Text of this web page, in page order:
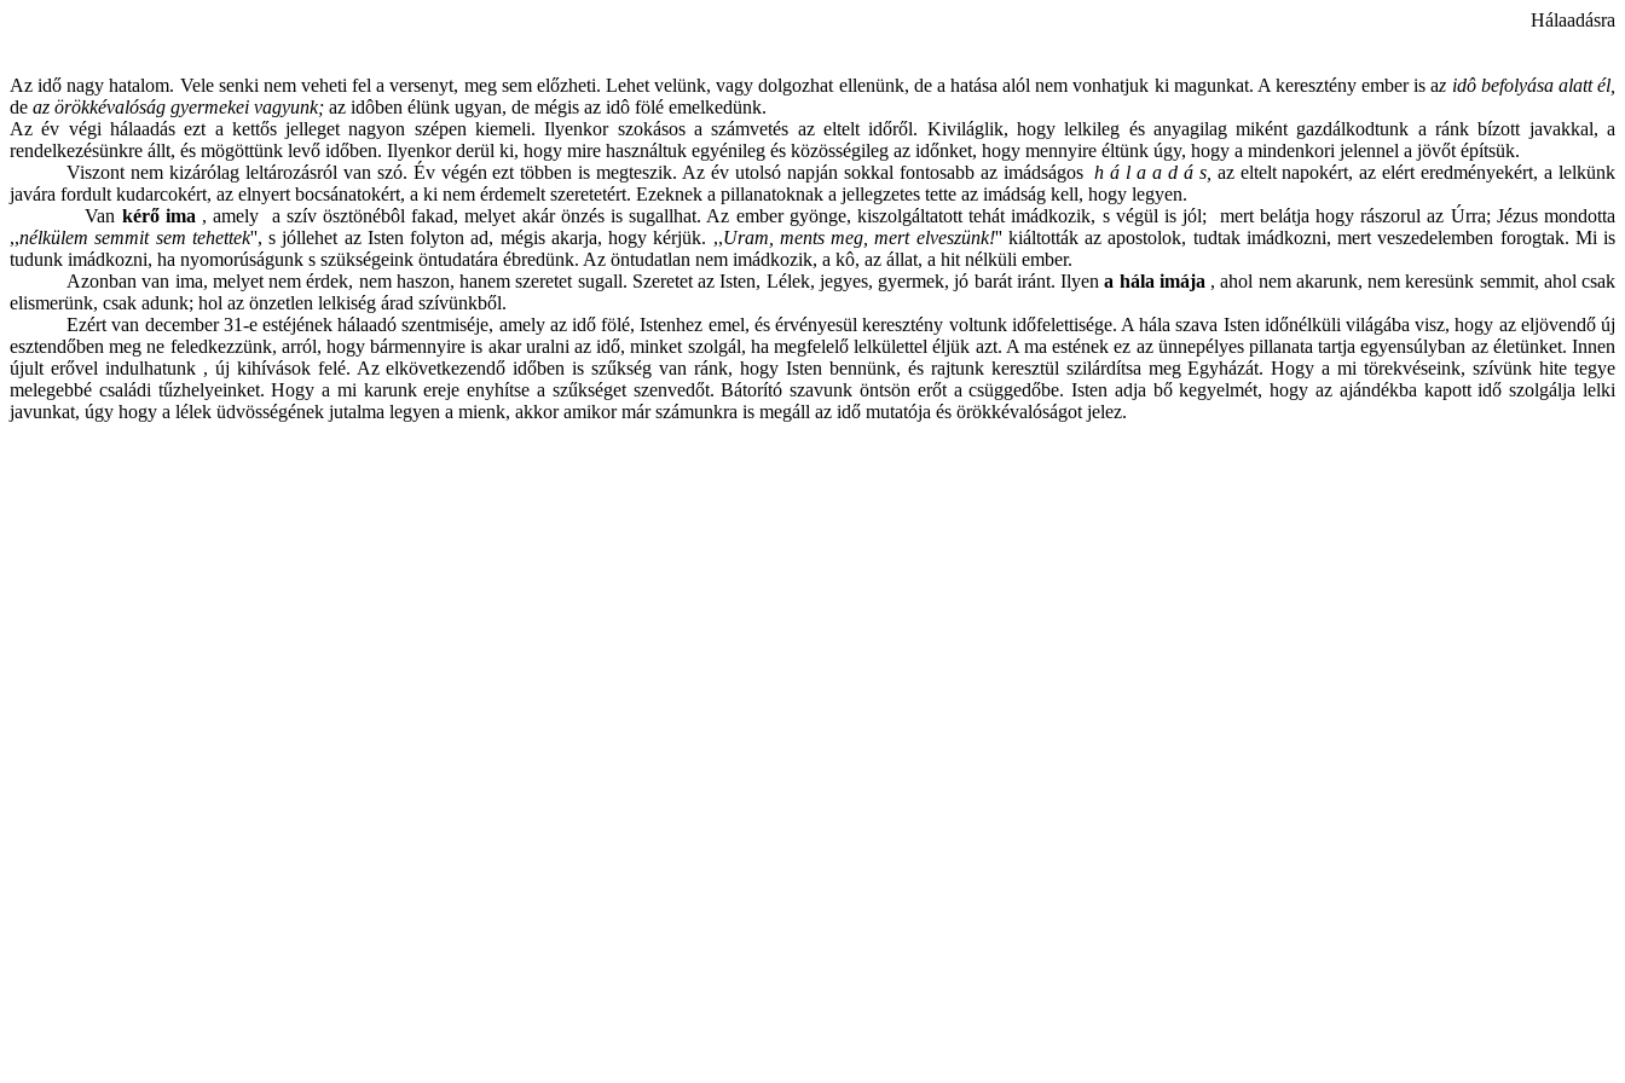
Hálaadásra
Az idő nagy hatalom. Vele senki nem veheti fel a versenyt, meg sem előzheti. Lehet velünk, vagy dolgozhat ellenünk, de a hatása alól nem vonhatjuk ki magunkat. A keresztény ember is az idô befolyása alatt él,
de az örökkévalóság gyermekei vagyunk; az idôben élünk ugyan, de mégis az idô fölé emelkedünk.
Az év végi hálaadás ezt a kettős jelleget nagyon szépen kiemeli. Ilyenkor szokásos a számvetés az eltelt időről. Kiviláglik, hogy lelkileg és anyagilag miként gazdálkodtunk a ránk bízott javakkal, a
rendelkezésünkre állt, és mögöttünk levő időben. Ilyenkor derül ki, hogy mire használtuk egyénileg és közösségileg az időnket, hogy mennyire éltünk úgy, hogy a mindenkori jelennel a jövőt építsük.
Viszont nem kizárólag leltározásról van szó. Év végén ezt többen is megteszik. Az év utolsó napján sokkal fontosabb az imádságosh á l a a d á s, az eltelt napokért, az elért eredményekért, a lelkünk
javára fordult kudarcokért, az elnyert bocsánatokért, a ki nem érdemelt szeretetért. Ezeknek a pillanatoknak a jellegzetes tette az imádság kell, hogy legyen.
Van kérő ima , amely a szív ösztönébôl fakad, melyet akár önzés is sugallhat. Az ember gyönge, kiszolgáltatott tehát imádkozik, s végül is jól; mert belátja hogy rászorul az Úrra; Jézus mondotta
,,nélkülem semmit sem tehettek'', s jóllehet az Isten folyton ad, mégis akarja, hogy kérjük. ,,Uram, ments meg, mert elveszünk!'' kiáltották az apostolok, tudtak imádkozni, mert veszedelemben forogtak. Mi is
tudunk imádkozni, ha nyomorúságunk s szükségeink öntudatára ébredünk. Az öntudatlan nem imádkozik, a kô, az állat, a hit nélküli ember.
Azonban van ima, melyet nem érdek, nem haszon, hanem szeretet sugall. Szeretet az Isten, Lélek, jegyes, gyermek, jó barát iránt. Ilyena hála imája , ahol nem akarunk, nem keresünk semmit, ahol csak
elismerünk, csak adunk; hol az önzetlen lelkiség árad szívünkből.
Ezért van december 31-e estéjének hálaadó szentmiséje, amely az idő fölé, Istenhez emel, és érvényesül keresztény voltunk időfelettisége. A hála szava Isten időnélküli világába visz, hogy az eljövendő új
esztendőben meg ne feledkezzünk, arról, hogy bármennyire is akar uralni az idő, minket szolgál, ha megfelelő lelkülettel éljük azt. A ma estének ez az ünnepélyes pillanata tartja egyensúlyban az életünket. Innen
újult erővel indulhatunk , új kihívások felé. Az elkövetkezendő időben is szűkség van ránk, hogy Isten bennünk, és rajtunk keresztül szilárdítsa meg Egyházát. Hogy a mi törekvéseink, szívünk hite tegye
melegebbé családi tűzhelyeinket. Hogy a mi karunk ereje enyhítse a szűkséget szenvedőt. Bátorító szavunk öntsön erőt a csüggedőbe. Isten adja bő kegyelmét, hogy az ajándékba kapott idő szolgálja lelki
javunkat, úgy hogy a lélek üdvösségének jutalma legyen a mienk, akkor amikor már számunkra is megáll az idő mutatója és örökkévalóságot jelez.